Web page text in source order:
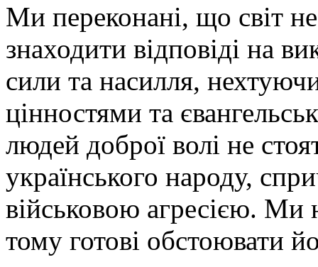
Ми переконані, що світ
знаходити відповіді на
сили та насилля,
цінностями та
людей доброї волі не
українського народу,
військовою агресією.
тому готові обстоювати